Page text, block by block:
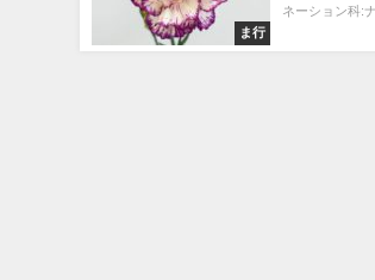
ま行
ネーション科: